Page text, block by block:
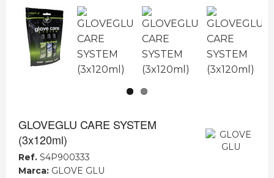
GLOVEGLU CARE SYSTEM
(3x120ml)
Ref. S4P900333
Marca: GLOVE GLU